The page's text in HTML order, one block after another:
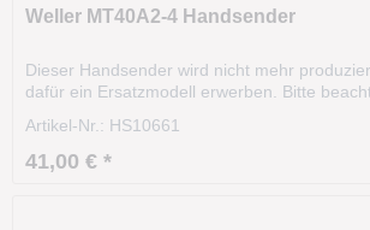
Weller MT40A2-4 Handsender
Dieser Handsender wird nicht mehr
dafür ein Ersatzmodell erwerben. Bitte
Funkfernsteuerung komplett
Eigenschaften besitzen kann. Grundlage
Artikel-Nr.: HS10661
41,00 € *